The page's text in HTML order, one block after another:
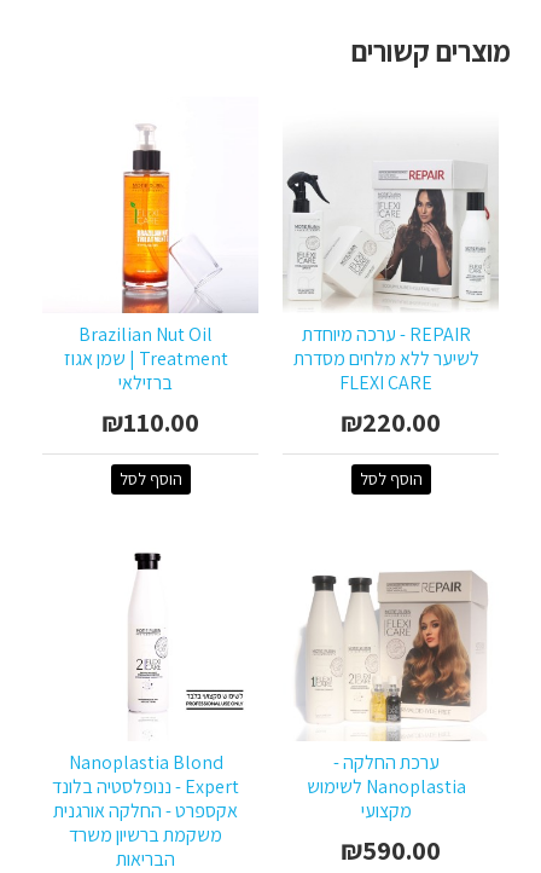
מוצרים קשורים
REPAIR - ערכה מיוחדת
לשיער ללא מלחים מסדרת
FLEXI CARE
₪220.00
הוסף לסל
Brazilian Nut Oil
Treatment | שמן אגוז
ברזילאי
₪110.00
הוסף לסל
ערכת החלקה -
Nanoplastia לשימוש
מקצועי
₪590.00
Nanoplastia Blond
Expert - ננופלסטיה בלונד
אקספרט - החלקה אורגנית
משקמת ברשיון משרד
הבריאות